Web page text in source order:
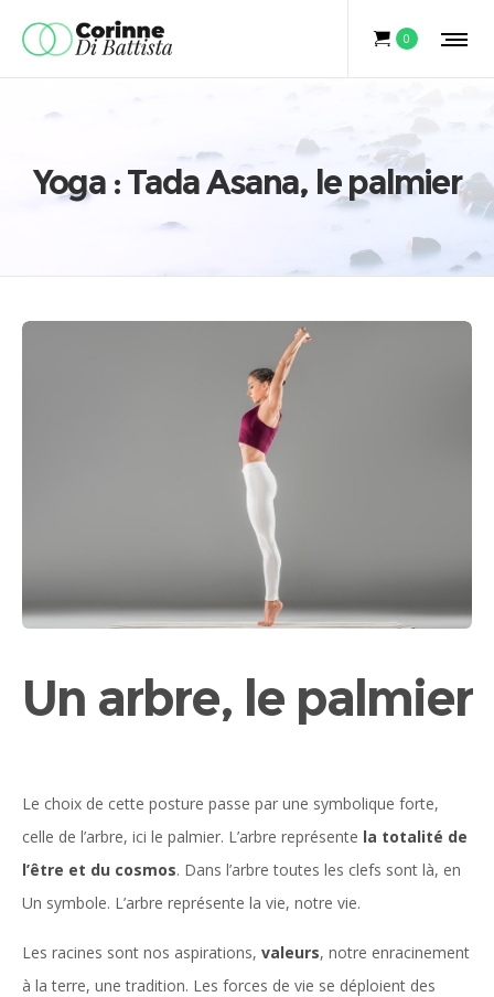
0
Yoga : Tada Asana, le palmier
Un arbre, le palmier
Le choix de cette posture passe par une symbolique forte,
celle de l’arbre, ici le palmier. L’arbre représente la totalité de
l’être et du cosmos. Dans l’arbre toutes les clefs sont là, en
Un symbole. L’arbre représente la vie, notre vie.
Les racines sont nos aspirations, valeurs, notre enracinement
à la terre, une tradition. Les forces de vie se déploient des